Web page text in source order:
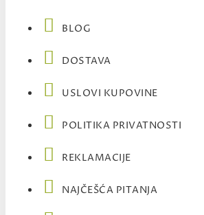
BLOG
DOSTAVA
USLOVI KUPOVINE
POLITIKA PRIVATNOSTI
REKLAMACIJE
NAJČEŠĆA PITANJA